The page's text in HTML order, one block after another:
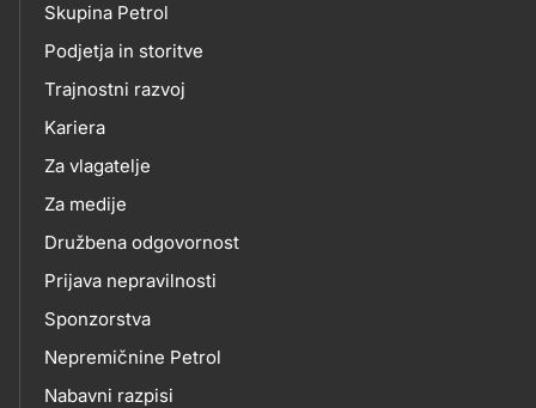
skupno.footer-
title???
O
NAS
Skupina Petrol
Podjetja in storitve
Trajnostni razvoj
Kariera
Za vlagatelje
Za medije
Družbena odgovornost
Prijava nepravilnosti
Sponzorstva
Nepremičnine Petrol
Nabavni razpisi